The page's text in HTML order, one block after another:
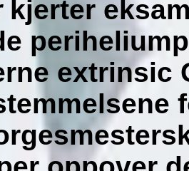
kjerter
extrinsic